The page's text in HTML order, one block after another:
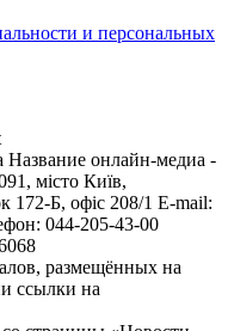
и персональных
Название онлайн-медиа -
місто Київ,
Б, офіс 208/1 E-mail:
044-205-43-00
размещённых на
ссылки на